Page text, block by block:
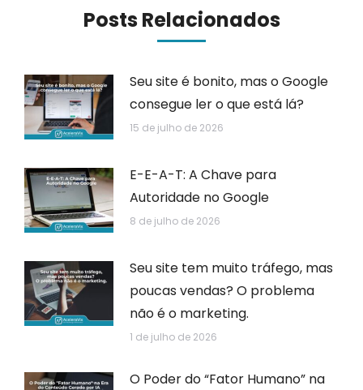
Posts Relacionados
Seu site é bonito, mas o Google
consegue ler o que está lá?
15 de julho de 2026
E-E-A-T: A Chave para
Autoridade no Google
8 de julho de 2026
Seu site tem muito tráfego, mas
poucas vendas? O problema
não é o marketing.
1 de julho de 2026
O Poder do “Fator Humano” na